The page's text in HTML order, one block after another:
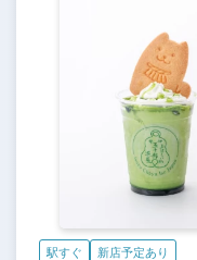
駅すぐ 新店予定あり